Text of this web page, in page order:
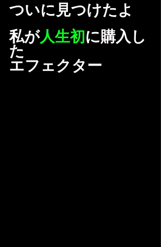
ついに見つけたよ
私が人生初に購入し
た
エフェクター